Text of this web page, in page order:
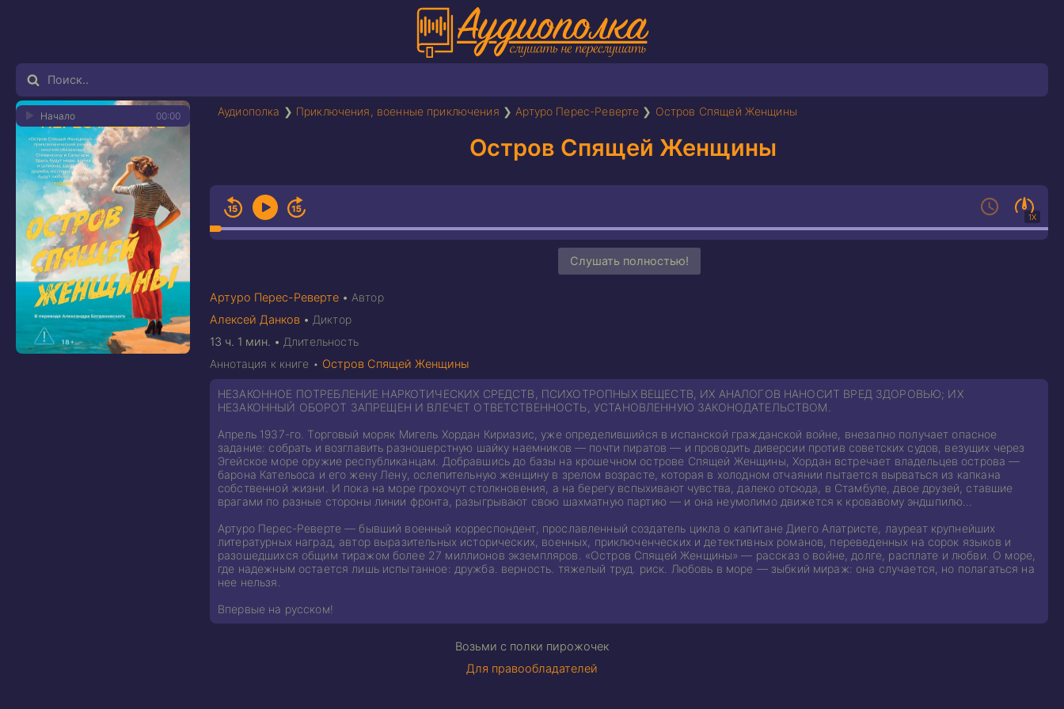
Аудиополка ❯ Приключения, военные приключения ❯ Артуро Перес-Реверте ❯ Остров Спящей Женщины
Остров Спящей Женщины
1X
Слушать полностью!
Артуро Перес-Реверте • Автор
Алексей Данков • Диктор
13 ч. 1 мин. • Длительность
00:00
Начало
Аннотация к книге • Остров Спящей Женщины
НЕЗАКОННОЕ ПОТРЕБЛЕНИЕ НАРКОТИЧЕСКИХ СРЕДСТВ, ПСИХОТРОПНЫХ ВЕЩЕСТВ, ИХ АНАЛОГОВ НАНОСИТ ВРЕД ЗДОРОВЬЮ; ИХ
НЕЗАКОННЫЙ ОБОРОТ ЗАПРЕЩЕН И ВЛЕЧЕТ ОТВЕТСТВЕННОСТЬ, УСТАНОВЛЕННУЮ ЗАКОНОДАТЕЛЬСТВОМ.
Апрель 1937-го. Торговый моряк Мигель Хордан Кириазис, уже определившийся в испанской гражданской войне, внезапно получает опасное
задание: собрать и возглавить разношерстную шайку наемников — почти пиратов — и проводить диверсии против советских судов, везущих через
Эгейское море оружие республиканцам. Добравшись до базы на крошечном острове Спящей Женщины, Хордан встречает владельцев острова —
барона Кательоса и его жену Лену, ослепительную женщину в зрелом возрасте, которая в холодном отчаянии пытается вырваться из капкана
собственной жизни. И пока на море грохочут столкновения, а на берегу вспыхивают чувства, далеко отсюда, в Стамбуле, двое друзей, ставшие
врагами по разные стороны линии фронта, разыгрывают свою шахматную партию — и она неумолимо движется к кровавому эндшпилю…
Артуро Перес-Реверте — бывший военный корреспондент, прославленный создатель цикла о капитане Диего Алатристе, лауреат крупнейших
литературных наград, автор выразительных исторических, военных, приключенческих и детективных романов, переведенных на сорок языков и
разошедшихся общим тиражом более 27 миллионов экземпляров. «Остров Спящей Женщины» — рассказ о войне, долге, расплате и любви. О море,
где надежным остается лишь испытанное: дружба. верность. тяжелый труд. риск. Любовь в море — зыбкий мираж: она случается, но полагаться на
нее нельзя.
Впервые на русском!
Возьми с полки пирожочек
Для правообладателей